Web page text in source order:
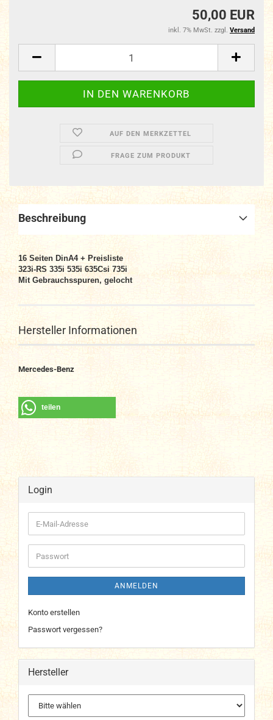
50,00 EUR
inkl. 7% MwSt. zzgl. Versand
AUF DEN MERKZETTEL
FRAGE ZUM PRODUKT
Beschreibung
16 Seiten DinA4 + Preisliste
323i-RS 335i 535i 635Csi 735i
Mit Gebrauchsspuren, gelocht
Hersteller Informationen
Mercedes-Benz
teilen
Login
E-
Mail-
Adresse
Passwort
ANMELDEN
Konto erstellen
Passwort vergessen?
Hersteller